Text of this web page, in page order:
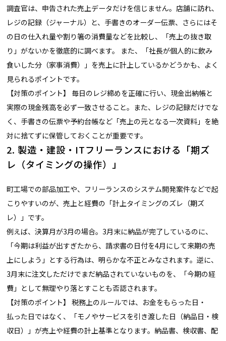
調査官は、申告された売上データだけを信じません。店舗に訪れ、
レジの記録（ジャーナル）と、手書きのオーダー伝票、さらにはそ
の日の仕入れ量や割り箸の消費量などを比較し、「売上の抜き取
り」がないかを徹底的に調べます。 また、「社長が個人的に飲み
食いした分（家事消費）」を売上に計上しているかどうかも、よく
見られるポイントです。
【対策のポイント】 毎日のレジ締めを正確に行い、現金出納帳と
実際の現金残高を必ず一致させること。また、レジの記録だけでな
く、手書きの伝票や予約台帳など「売上の元となる一次資料」を絶
対に捨てずに保管しておくことが重要です。
2. 製造・建設・ITフリーランスにおける「期ズ
レ（タイミングの操作）」
町工場での部品加工や、フリーランスのシステム開発案件などで起
こりやすいのが、売上と経費の「計上タイミングのズレ（期ズ
レ）」です。
例えば、決算月が3月の場合。3月末に納品が完了しているのに、
「今期は利益が出すぎたから、請求書の日付を4月にして来期の売
上にしよう」とする行為は、明らかな不正とみなされます。逆に、
3月末に注文しただけでまだ納品されていないものを、「今期の経
費」として無理やり落とすことも否認されます。
【対策のポイント】 税務上のルールでは、お金をもらった日・
払った日ではなく、「モノやサービスを引き渡した日（納品日・検
収日）」が売上や経費の計上基準となります。納品書、検収書、配